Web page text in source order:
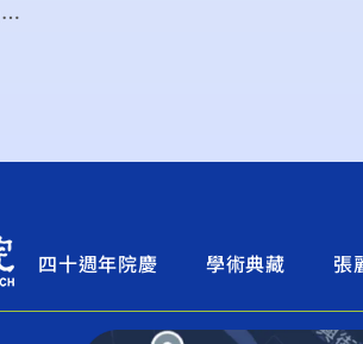
…
四十週年院慶 學術典藏 張